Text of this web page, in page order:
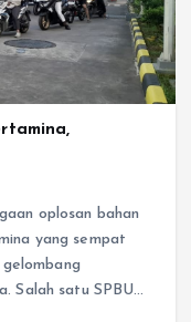
oplosan bahan
yang sempat
Salah satu SPBU…